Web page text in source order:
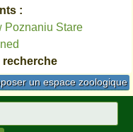
:
Poznaniu Stare
recherche
un espace zoologique